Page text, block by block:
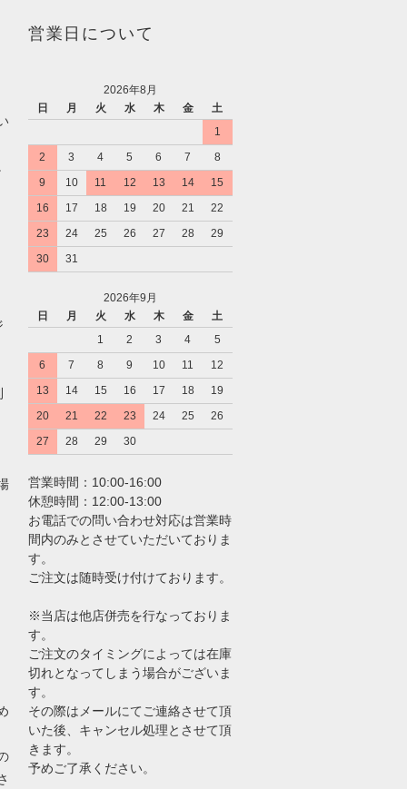
営業日について
2026年8月
日
月 火 水 木 金
土
1
2
3 4 5 6 7
8
9
10 11 12 13 14
15
16
17 18 19 20 21
22
23
24 25 26 27 28
29
30
31
2026年9月
日
月 火 水 木 金
土
1
2 3 4
5
6
7 8 9 10 11
12
13
14 15 16 17 18
19
20
21 22 23 24 25
26
27
28 29 30
営業時間：10:00-16:00
休憩時間：12:00-13:00
お電話での問い合わせ対応は営業時
間内のみとさせていただいておりま
す。
ご注文は随時受け付けております。
※当店は他店併売を行なっておりま
す。
ご注文のタイミングによっては在庫
切れとなってしまう場合がございま
す。
その際はメールにてご連絡させて頂
いた後、キャンセル処理とさせて頂
きます。
予めご了承ください。